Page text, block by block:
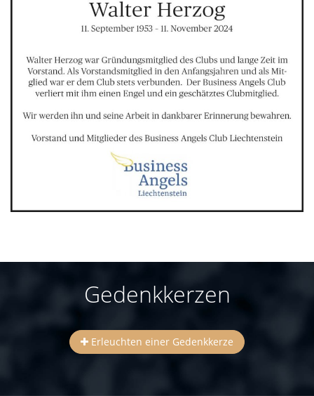
Gedenkkerzen
Erleuchten einer Gedenkkerze